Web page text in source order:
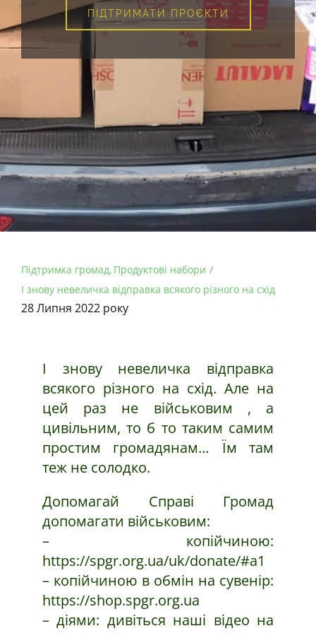
ПІДТРИМАТИ ПРОЄКТИ
Підтримка громад Продуктові набори
І знову невеличка відправка всякого різного на схід
28 Липня 2022 року
І знову невеличка відправка
всякого різного на схід. Але на
цей раз не військовим , а
цивільним, то б то таким самим
простим громадянам… Їм там
теж не солодко.
Допомагай Справі Громад
допомагати військовим:
– копійчиною:
https://spgr.org.ua/uk/donate/#a1
– копійчиною в обмін на сувенір:
https://shop.spgr.org.ua
– діями: дивіться наші відео на